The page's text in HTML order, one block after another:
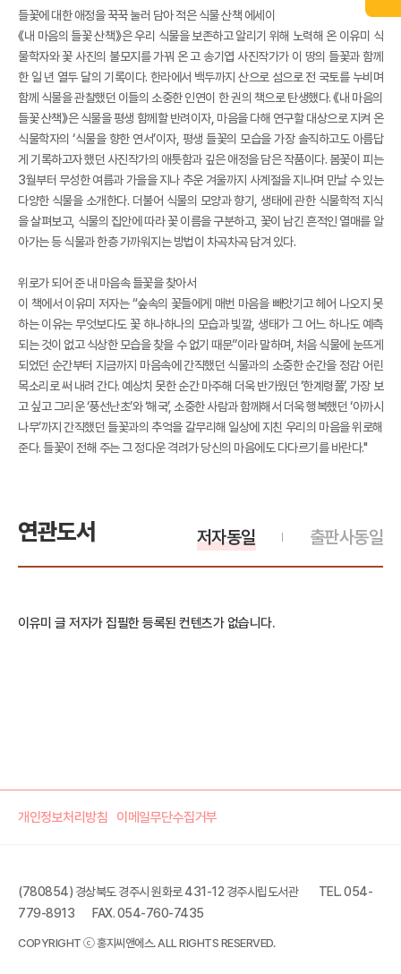
들꽃에 대한 애정을 꾹꾹 눌러 담아 적은 식물 산책 에세이
《내 마음의 들꽃 산책》은 우리 식물을 보존하고 알리기 위해 노력해 온 이유미 식
물학자와 꽃 사진의 불모지를 가꿔 온 고 송기엽 사진작가가 이 땅의 들꽃과 함께
한 일 년 열두 달의 기록이다. 한라에서 백두까지 산으로 섬으로 전 국토를 누비며
함께 식물을 관찰했던 이들의 소중한 인연이 한 권의 책으로 탄생했다. 《내 마음의
들꽃 산책》은 식물을 평생 함께할 반려이자, 마음을 다해 연구할 대상으로 지켜 온
식물학자의 ‘식물을 향한 연서’이자, 평생 들꽃의 모습을 가장 솔직하고도 아름답
게 기록하고자 했던 사진작가의 애틋함과 깊은 애정을 담은 작품이다. 봄꽃이 피는
3월부터 무성한 여름과 가을을 지나 추운 겨울까지 사계절을 지나며 만날 수 있는
다양한 식물을 소개한다. 더불어 식물의 모양과 향기, 생태에 관한 식물학적 지식
을 살펴보고, 식물의 집안에 따라 꽃 이름을 구분하고, 꽃이 남긴 흔적인 열매를 알
아가는 등 식물과 한층 가까워지는 방법이 차곡차곡 담겨 있다.
위로가 되어 준 내 마음속 들꽃을 찾아서
이 책에서 이유미 저자는 “숲속의 꽃들에게 매번 마음을 빼앗기고 헤어 나오지 못
하는 이유는 무엇보다도 꽃 하나하나의 모습과 빛깔, 생태가 그 어느 하나도 예측
되는 것이 없고 식상한 모습을 찾을 수 없기 때문”이라 말하며, 처음 식물에 눈뜨게
되었던 순간부터 지금까지 마음속에 간직했던 식물과의 소중한 순간을 정감 어린
목소리로 써 내려 간다. 예상치 못한 순간 마주해 더욱 반가웠던 ‘한계령풀’, 가장 보
고 싶고 그리운 ‘풍선난초’와 ‘해국’, 소중한 사람과 함께해서 더욱 행복했던 ‘아까시
나무’까지 간직했던 들꽃과의 추억을 갈무리해 일상에 지친 우리의 마음을 위로해
준다. 들꽃이 전해 주는 그 정다운 격려가 당신의 마음에도 다다르기를 바란다."
연관도서 출판사동일
저자동일
이유미 글 저자가 집필한 등록된 컨텐츠가 없습니다.
개인정보처리방침 이메일무단수집거부
(780854) 경상북도 경주시 원화로 431-12 경주시립도서관
TEL. 054-
779-8913
FAX. 054-760-7435
COPYRIGHT ⓒ 홍지씨앤에스. ALL RIGHTS RESERVED.